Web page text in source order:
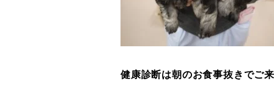
健康診断は朝のお食事抜きでご